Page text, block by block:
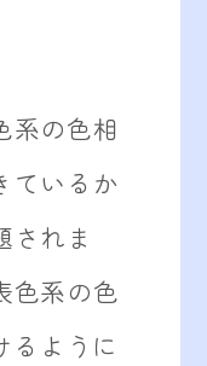
系の色相
ているか
されま
色系の色
るように